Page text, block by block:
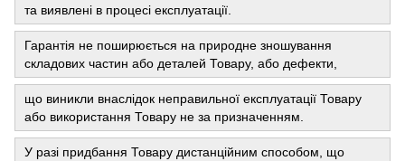
та виявлені в процесі експлуатації.
Гарантія не поширюється на природне зношування
складових частин або деталей Товару, або дефекти,
що виникли внаслідок неправильної експлуатації Товару
або використання Товару не за призначенням.
У разі придбання Товару дистанційним способом, що